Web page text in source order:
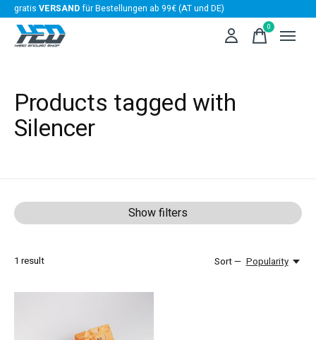
gratis VERSANDfür Bestellungen ab 99€ (AT und DE)
0items
Products tagged with
Silencer
Show filters
1 result Sort — Popularity